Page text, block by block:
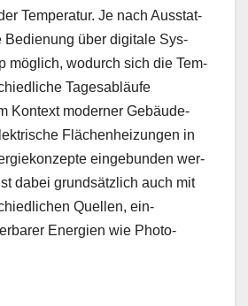
Tem­per­atur. Je nach Ausstat­
Bedi­enung über dig­i­tale Sys­
möglich, wodurch sich die Tem­
Tagesabläufe
Kon­text mod­ern­er Gebäude­
Flächen­heizun­gen in
einge­bun­den wer­
dabei grund­sät­zlich auch mit
Quellen, ein­
Energien wie Pho­to­